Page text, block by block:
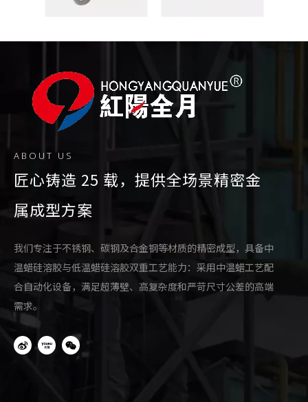
ABOUT US
匠心铸造 25 载，提供全场景精密金
属成型方案
我们专注于不锈钢、碳钢及合金钢等材质的精密成型，具备中
温蜡硅溶胶与低温蜡硅溶胶双重工艺能力：采用中温蜡工艺配
合自动化设备，满足超薄壁、高复杂度和严苛尺寸公差的高端
需求。